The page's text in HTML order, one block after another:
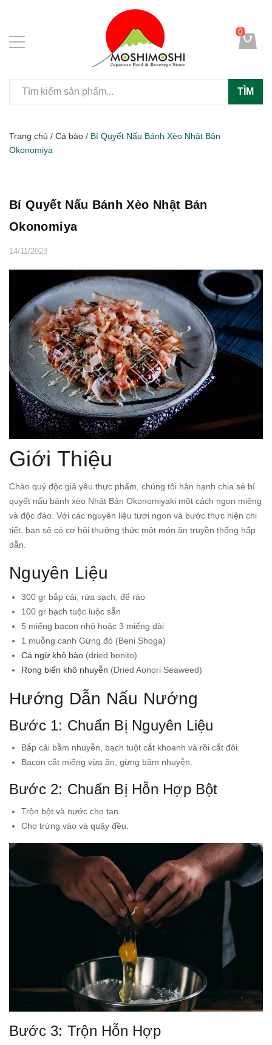
TÌM
0
Trang chủ / Cá bào / Bí Quyết Nấu Bánh Xèo Nhật Bản
Okonomiya
Bí Quyết Nấu Bánh Xèo Nhật Bản
Okonomiya
14/11/2023
Giới Thiệu
Chào quý độc giả yêu thực phẩm, chúng tôi hân hạnh chia sẻ bí
quyết nấu bánh xèo Nhật Bản Okonomiyaki một cách ngon miệng
và độc đáo. Với các nguyên liệu tươi ngon và bước thực hiện chi
tiết, bạn sẽ có cơ hội thưởng thức một món ăn truyền thống hấp
dẫn.
Nguyên Liệu
300 gr bắp cải, rửa sạch, để ráo
100 gr bạch tuộc luộc sẵn
5 miếng bacon nhỏ hoặc 3 miếng dài
1 muỗng canh Gừng đỏ (Beni Shoga)
Cá ngừ khô bào (dried bonito)
Rong biển khô nhuyễn (Dried Aonori Seaweed)
Hướng Dẫn Nấu Nướng
Bước 1: Chuẩn Bị Nguyên Liệu
Bắp cải bằm nhuyễn, bạch tuột cắt khoanh và rồi cắt đôi.
Bacon cắt miếng vừa ăn, gừng băm nhuyễn.
Bước 2: Chuẩn Bị Hỗn Hợp Bột
Trộn bột và nước cho tan.
Cho trứng vào và quậy đều.
Bước 3: Trộn Hỗn Hợp